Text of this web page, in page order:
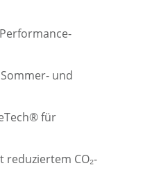
und
für
CO₂-